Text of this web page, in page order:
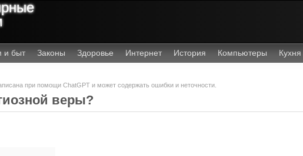
и быт Законы Здоровье Интернет История Компьютеры Кухня
при помощи ChatGPT и может содержать ошибки и неточности.
веры?